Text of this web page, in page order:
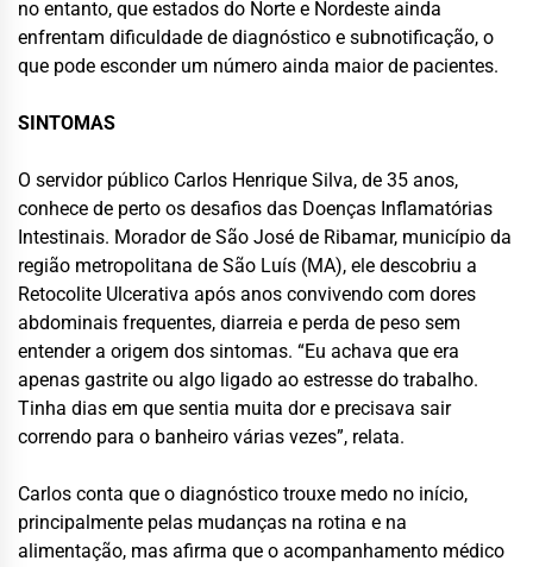
no entanto, que estados do Norte e Nordeste ainda
enfrentam dificuldade de diagnóstico e subnotificação, o
que pode esconder um número ainda maior de pacientes.
SINTOMAS
O servidor público Carlos Henrique Silva, de 35 anos,
conhece de perto os desafios das Doenças Inflamatórias
Intestinais. Morador de São José de Ribamar, município da
região metropolitana de São Luís (MA), ele descobriu a
Retocolite Ulcerativa após anos convivendo com dores
abdominais frequentes, diarreia e perda de peso sem
entender a origem dos sintomas. “Eu achava que era
apenas gastrite ou algo ligado ao estresse do trabalho.
Tinha dias em que sentia muita dor e precisava sair
correndo para o banheiro várias vezes”, relata.
Carlos conta que o diagnóstico trouxe medo no início,
principalmente pelas mudanças na rotina e na
alimentação, mas afirma que o acompanhamento médico